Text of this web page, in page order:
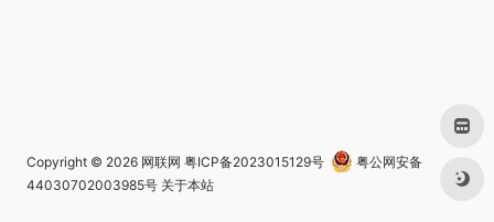
Copyright © 2026 网联网 粤ICP备2023015129号
粤公网安备
44030702003985号 关于本站